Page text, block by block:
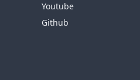
Youtube
Github